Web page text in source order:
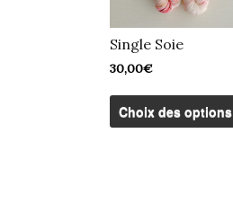
Single Soie
30,00€
Choix des options